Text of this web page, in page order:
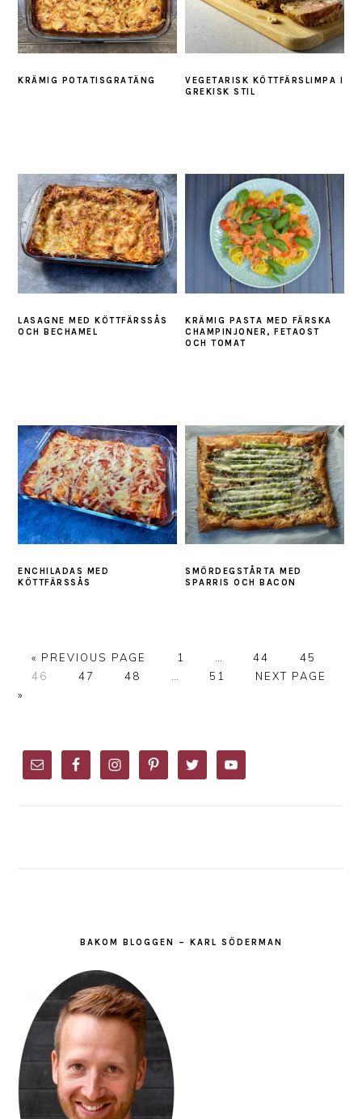
KRÄMIG POTATISGRATÄNG
VEGETARISK KÖTTFÄRSLIMPA I
GREKISK STIL
LASAGNE MED KÖTTFÄRSSÅS
OCH BECHAMEL
KRÄMIG PASTA MED FÄRSKA
CHAMPINJONER, FETAOST
OCH TOMAT
ENCHILADAS MED
KÖTTFÄRSSÅS
SMÖRDEGSTÅRTA MED
SPARRIS OCH BACON
« GO
TO
PREVIOUS PAGE PAGE
1
pages
PAGE
44 PAGE
45
PAGE
46 PAGE
47 PAGE
48 PAGE
51
GO
NEXT PAGE
»
SIDEBAR
BAKOM BLOGGEN – KARL SÖDERMAN